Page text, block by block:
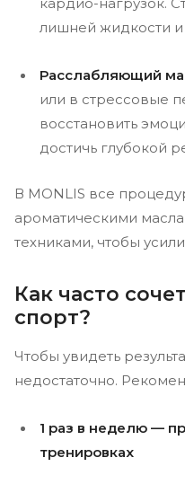
лишней жидкости и
Расслабляющий
или в стрессовые
восстановить
достичь глубокой
В MONLIS все
ароматическими
техниками, чтобы
Как часто
спорт?
Чтобы увидеть
недостаточно.
1 раз в неделю —
тренировках